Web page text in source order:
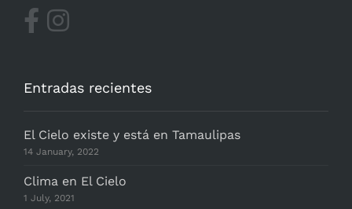
Entradas recientes
El Cielo existe y está en Tamaulipas
14 January, 2022
Clima en El Cielo
1 July, 2021